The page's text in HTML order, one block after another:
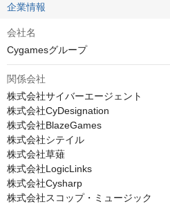
企業情報
会社名
Cygamesグループ
関係会社
株式会社サイバーエージェント
株式会社CyDesignation
株式会社BlazeGames
株式会社シテイル
株式会社草薙
株式会社LogicLinks
株式会社Cysharp
株式会社スコップ・ミュージック